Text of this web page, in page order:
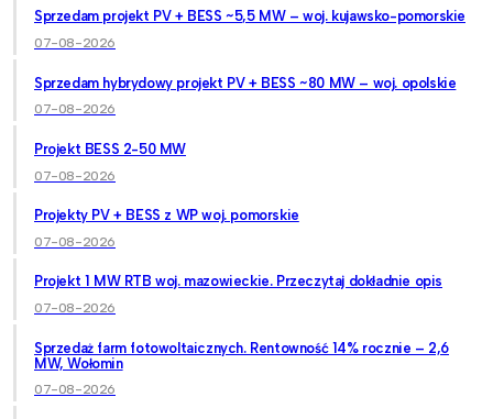
Sprzedam projekt PV + BESS ~5,5 MW – woj. kujawsko-pomorskie
07-08-2026
Sprzedam hybrydowy projekt PV + BESS ~80 MW – woj. opolskie
07-08-2026
Projekt BESS 2-50 MW
07-08-2026
Projekty PV + BESS z WP woj. pomorskie
07-08-2026
Projekt 1 MW RTB woj. mazowieckie. Przeczytaj dokładnie opis
07-08-2026
Sprzedaż farm fotowoltaicznych. Rentowność 14% rocznie – 2,6
MW, Wołomin
07-08-2026